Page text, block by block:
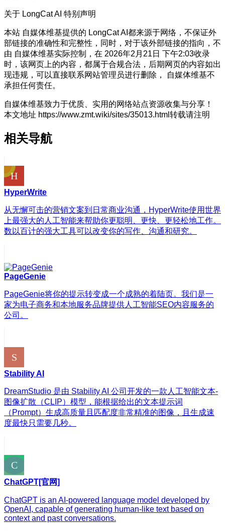
关于 LongCat AI 特别声明
本站 自媒体维基提供的 LongCat AI都来源于网络，不保证外
部链接的准确性和完整性，同时，对于该外部链接的指向，不
由 自媒体维基实际控制，在 2026年2月21日 下午2:03收录
时，该网页上的内容，都属于合规合法，后期网页的内容如出
现违规，可以直接联系网站管理员进行删除， 自媒体维基不
承担任何责任。
自媒体维基致力于优质、实用的网络站点资源收集与分享！
本文地址 https://www.zmt.wiki/sites/35013.html转载请注明
相关导航
HyperWrite
从无懈可击的营销文案到日常商业沟通，HyperWrite使用世界
上最强大的人工智能来帮助你更聪明、更快、更轻松地工作。
数以百计的强大工具可以改变你的写作、沟通和研究。
PageGenie
PageGenie将你的提示转变成一个成熟的着陆页。我们是一
家为电子商务和本地服务品牌提供人工智能SEO内容服务的
公司。
Stability AI
DreamStudio 是由 Stability AI 公司开发的一款人工智能文本-
图像扩散（CLIP）模型，能根据给出的文本提示词
（Prompt）生成高质量且匹配度非常精准的图像，且生成速
度最快只需要几秒。
ChatGPT[官网]
ChatGPT is an AI-powered language model developed by
OpenAI, capable of generating human-like text based on
context and past conversations.